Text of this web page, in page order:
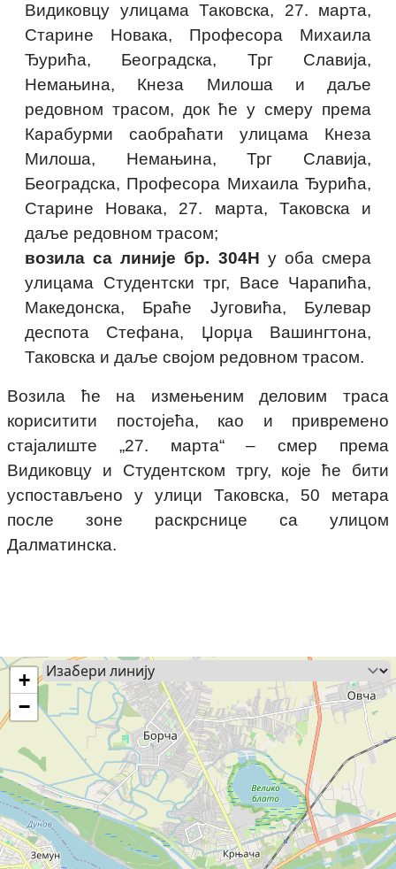
Видиковцу улицама Таковска, 27. марта,
Старине Новака, Професора Михаила
Ђурића, Београдска, Трг Славија,
Немањина, Кнеза Милоша и даље
редовном трасом, док ће у смеру према
Карабурми саобраћати улицама Кнеза
Милоша, Немањина, Трг Славија,
Београдска, Професора Михаила Ђурића,
Старине Новака, 27. марта, Таковска и
даље редовном трасом;
возила са линије бр. 304Н у оба смера
улицама Студентски трг, Васе Чарапића,
Македонска, Браће Југовића, Булевар
деспота Стефана, Џорџа Вашингтона,
Таковска и даље својом редовном трасом.
Возила ће на измењеним деловим траса
кориситити постојећа, као и привремено
стајалиште „27. марта“ – смер према
Видиковцу и Студентском тргу, које ће бити
успостављено у улици Таковска, 50 метара
после зоне раскрснице са улицом
Далматинска.
+
−